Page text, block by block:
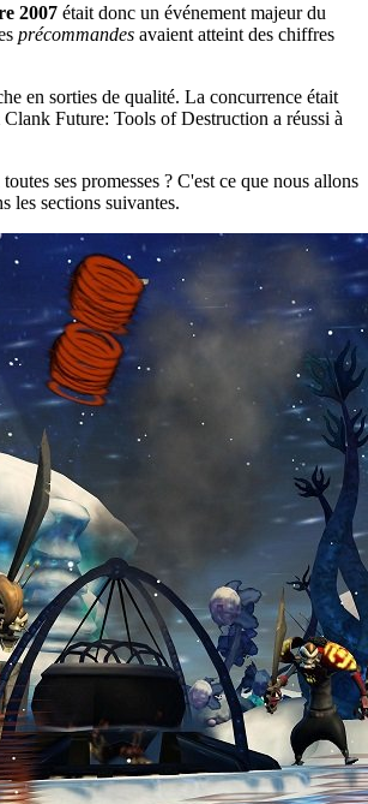
2007 était donc un événement majeur du
précommandes avaient atteint des chiffres
en sorties de qualité. La concurrence était
Future: Tools of Destruction a réussi à
ses promesses ? C'est ce que nous allons
les sections suivantes.